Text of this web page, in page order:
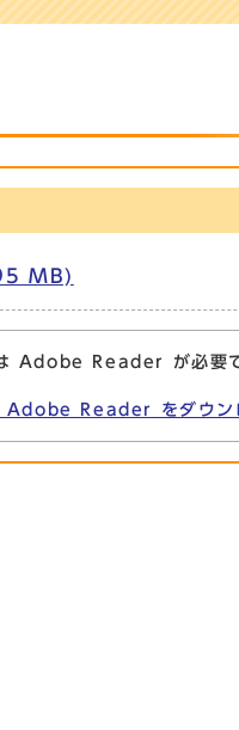
MB)
Adobe Reader が必要
Reader をダウン